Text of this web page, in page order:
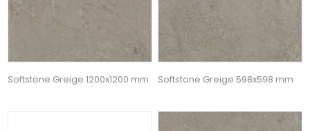
Softstone Greige 1200x1200 mm Softstone Greige 598x598 mm